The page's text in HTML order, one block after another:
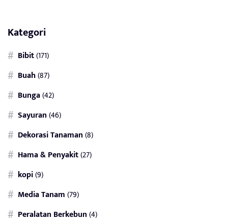
Kategori
Bibit(171)
Buah(87)
Bunga(42)
Sayuran(46)
Dekorasi Tanaman(8)
Hama & Penyakit(27)
kopi(9)
Media Tanam(79)
Peralatan Berkebun(4)